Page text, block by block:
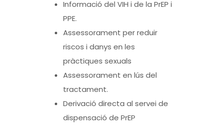
Informació del VIH i de la PrEP i
PPE.
Assessorament per reduir
riscos i danys en les
pràctiques sexuals
Assessorament en lús del
tractament.
Derivació directa al servei de
dispensació de PrEP